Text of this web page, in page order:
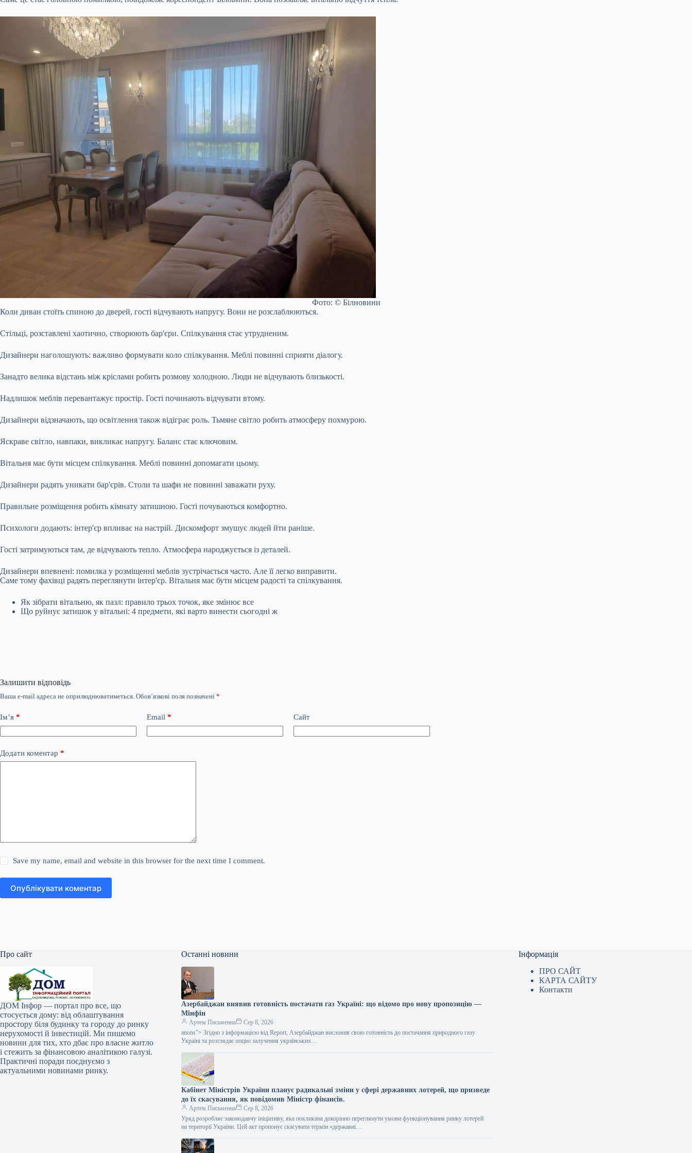
Фото: © Білновини
Коли диван стоїть спиною до дверей, гості відчувають напругу. Вони не розслаблюються.
Стільці, розставлені хаотично, створюють бар'єри. Спілкування стає утрудненим.
Дизайнери наголошують: важливо формувати коло спілкування. Меблі повинні сприяти діалогу.
Занадто велика відстань між кріслами робить розмову холодною. Люди не відчувають близькості.
Надлишок меблів перевантажує простір. Гості починають відчувати втому.
Дизайнери відзначають, що освітлення також відіграє роль. Тьмяне світло робить атмосферу похмурою.
Яскраве світло, навпаки, викликає напругу. Баланс стає ключовим.
Вітальня має бути місцем спілкування. Меблі повинні допомагати цьому.
Дизайнери радять уникати бар'єрів. Столи та шафи не повинні заважати руху.
Правильне розміщення робить кімнату затишною. Гості почуваються комфортно.
Психологи додають: інтер'єр впливає на настрій. Дискомфорт змушує людей йти раніше.
Гості затримуються там, де відчувають тепло. Атмосфера народжується із деталей.
Дизайнери впевнені: помилка у розміщенні меблів зустрічається часто. Але її легко виправити.
Саме тому фахівці радять переглянути інтер'єр. Вітальня має бути місцем радості та спілкування.
Як зібрати вітальню, як пазл: правило трьох точок, яке змінює все
Що руйнує затишок у вітальні: 4 предмети, які варто винести сьогодні ж
Залишити відповідь
Ваша e-mail адреса не оприлюднюватиметься. Обов’язкові поля позначені *
Ім’я * Email * Сайт
Додати коментар *
Save my name, email and website in this browser for the next time I comment.
Опублікувати коментар
Про сайт
ДОМ Інфор — портал про все, що
стосується дому: від облаштування
простору біля будинку та городу до ринку
нерухомості й інвестицій. Ми пишемо
новини для тих, хто дбає про власне житло
і стежить за фінансовою аналітикою галузі.
Практичні поради поєднуємо з
актуальними новинами ринку.
Останні новини
Азербайджан виявив готовність постачати газ Україні: що відомо про нову пропозицію —
Мінфін
Артем Письменна
Сер 8, 2026
anons”> Згідно з інформацією від Report, Азербайджан висловив свою готовність до постачання природного газу
Україні та розглядає опцію залучення українських…
Кабінет Міністрів України планує радикальні зміни у сфері державних лотерей, що призведе
до їх скасування, як повідомив Міністр фінансів.
Артем Письменна
Сер 8, 2026
Уряд розробляє законодавчу ініціативу, яка покликана докорінно переглянути умови функціонування ринку лотерей
на території України. Цей акт пропонує скасувати термін «державні…
Інформація
ПРО САЙТ
КАРТА САЙТУ
Контакти